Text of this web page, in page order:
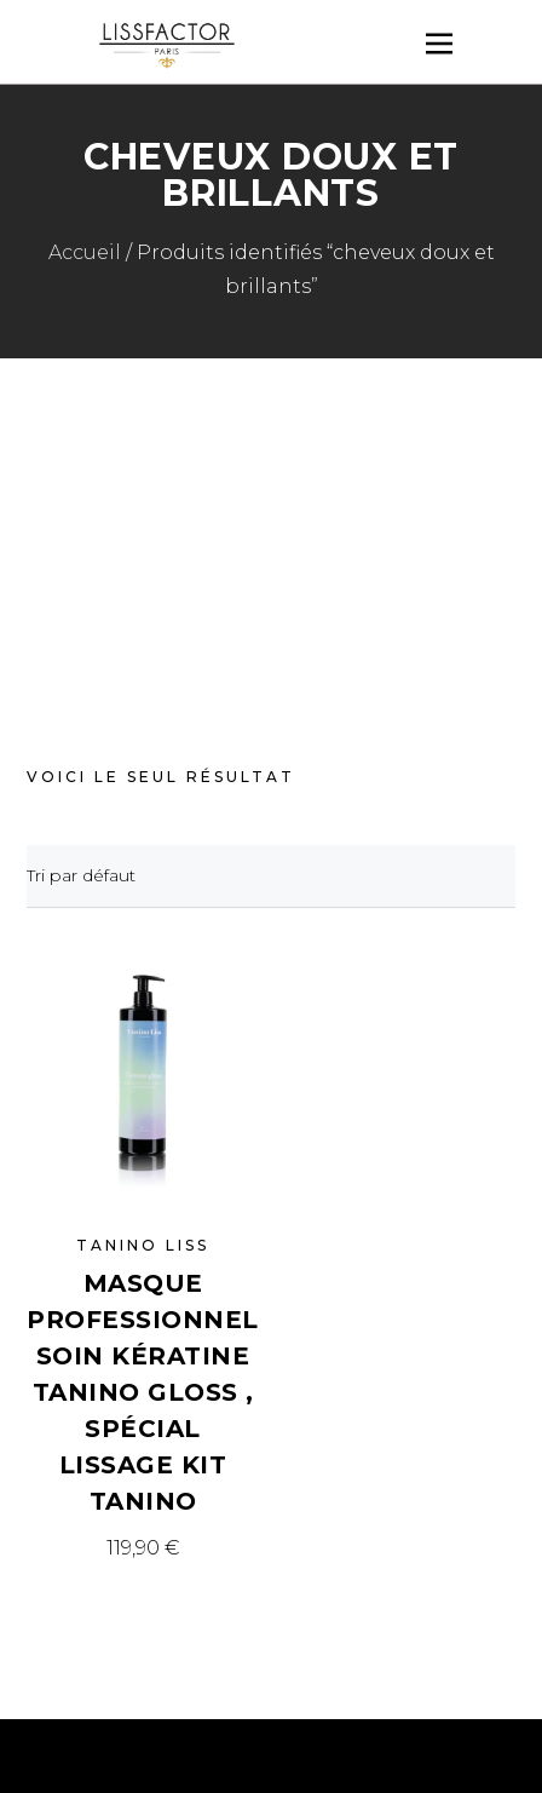
CHEVEUX DOUX ET
BRILLANTS
Accueil / Produits identifiés “cheveux doux et
brillants”
VOICI LE SEUL RÉSULTAT
Tri par défaut
TANINO LISS
MASQUE
PROFESSIONNEL
SOIN KÉRATINE
TANINO GLOSS ,
SPÉCIAL
LISSAGE KIT
TANINO
119,90€